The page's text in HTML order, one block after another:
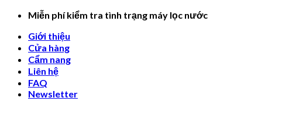
Skip
content
Miễn phí kiểm tra tình trạng máy lọc nước
Giới thiệu
Cửa hàng
Cẩm nang
Liên hệ
FAQ
Newsletter